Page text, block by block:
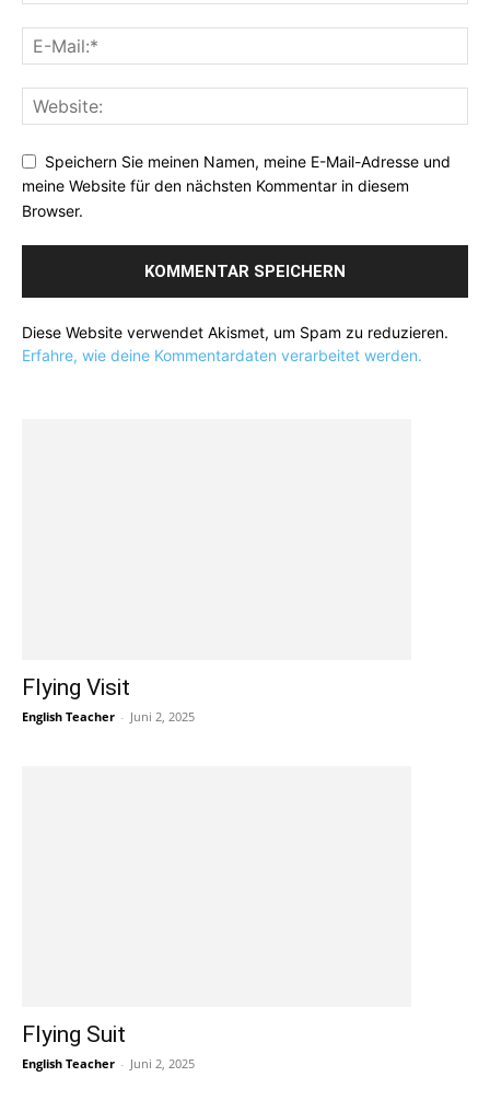
Speichern Sie meinen Namen, meine E-Mail-Adresse und
meine Website für den nächsten Kommentar in diesem
Browser.
Diese Website verwendet Akismet, um Spam zu reduzieren.
Erfahre, wie deine Kommentardaten verarbeitet werden.
Flying Visit
English Teacher - Juni 2, 2025
Flying Suit
English Teacher - Juni 2, 2025